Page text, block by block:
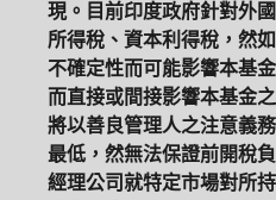
現。目前印度政府針對外
所得稅、資本利得稅，然
不確定性而可能影響本基
而直接或間接影響本基金
將以善良管理人之注意義
最低，然無法保證前開稅
經理公司就特定市場對所